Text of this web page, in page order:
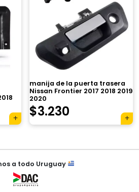
manija de la puerta trasera
Nissan Frontier 2017 2018 2019
2020
$3.230
a todo Uruguay
está vacío.
automáticamente.